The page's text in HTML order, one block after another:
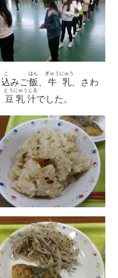
込
こ
みご飯
はん
、 牛乳
ぎゅうにゅう
、さわ
豆乳汁
とうにゅうじる
でした。